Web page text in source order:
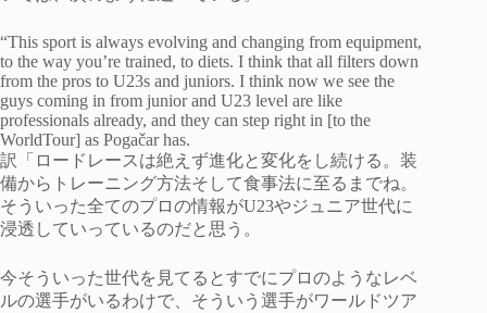
“This sport is always evolving and changing from equipment,
to the way you’re trained, to diets. I think that all filters down
from the pros to U23s and juniors. I think now we see the
guys coming in from junior and U23 level are like
professionals already, and they can step right in [to the
WorldTour] as Pogačar has.
訳「ロードレースは絶えず進化と変化をし続ける。装
備からトレーニング方法そして食事法に至るまでね。
そういった全てのプロの情報がU23やジュニア世代に
浸透していっているのだと思う。
今そういった世代を見てるとすでにプロのようなレベ
ルの選手がいるわけで、そういう選手がワールドツア